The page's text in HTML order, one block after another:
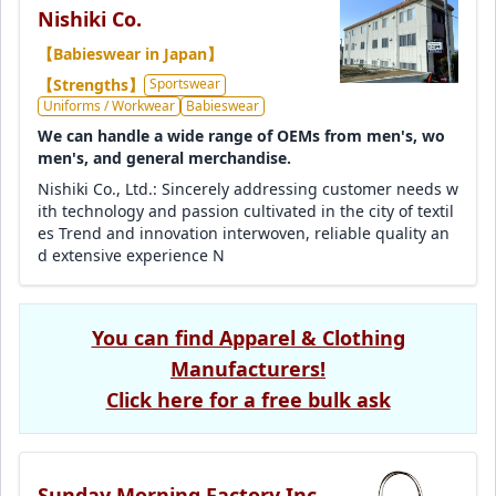
Nishiki Co.
【Babieswear in Japan】
【Strengths】
Sportswear
Uniforms / Workwear
Babieswear
We can handle a wide range of OEMs from men's, wo
men's, and general merchandise.
Nishiki Co., Ltd.: Sincerely addressing customer needs w
ith technology and passion cultivated in the city of textil
es Trend and innovation interwoven, reliable quality an
d extensive experience N
You can find Apparel & Clothing
Manufacturers!
Click here for a free bulk ask